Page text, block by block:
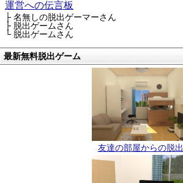
運営への伝言板
├ 名無しの脱出ゲーマーさん
├ 脱出ゲームさん
└ 脱出ゲームさん
最新無料脱出ゲーム
友達の部屋からの脱出